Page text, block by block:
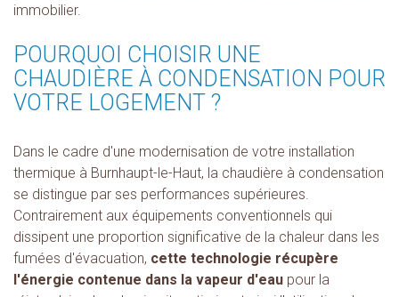
immobilier.
POURQUOI CHOISIR UNE
CHAUDIÈRE À CONDENSATION POUR
VOTRE LOGEMENT ?
Dans le cadre d'une modernisation de votre installation
thermique à Burnhaupt-le-Haut, la chaudière à condensation
se distingue par ses performances supérieures.
Contrairement aux équipements conventionnels qui
dissipent une proportion significative de la chaleur dans les
fumées d'évacuation, cette technologie récupère
l'énergie contenue dans la vapeur d'eau pour la